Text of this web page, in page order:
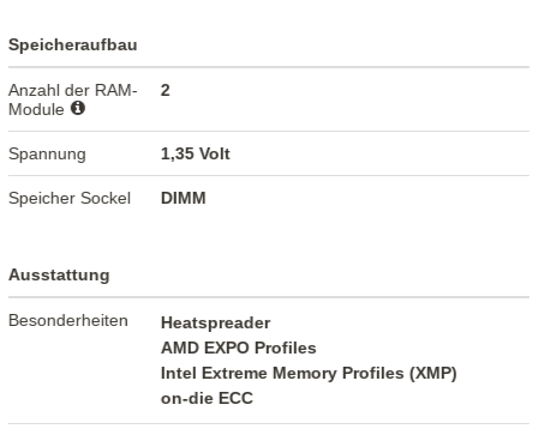
Speicheraufbau
Anzahl der RAM-
Module
2
Spannung 1,35 Volt
Speicher Sockel DIMM
Ausstattung
Besonderheiten
Heatspreader
AMD EXPO Profiles
Intel Extreme Memory Profiles (XMP)
on-die ECC